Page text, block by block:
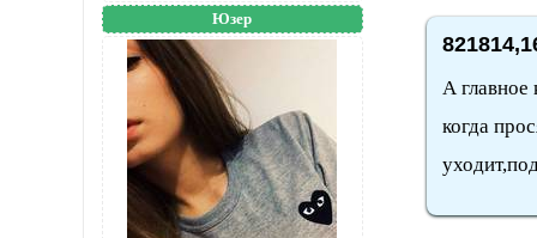
Юзер
А
когда